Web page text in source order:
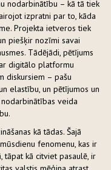
nodarbinātību – kā tā tiek
izpratni par to, kāda
Projekta ietveros tiek
piešķir nozīmi savai
Tādējādi, pētījums
digitālo platformu
diskursiem – pašu
elastību, un pētījumos un
veida
kā tādas. Šajā
fenomenu, kas ir
tāpat kā citviet pasaulē, ir